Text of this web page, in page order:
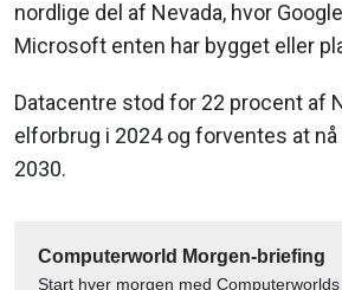
nordlige del af Nevada, hvor
Microsoft enten har bygget eller
Datacentre stod for 22 procent af
elforbrug i 2024 og forventes at
2030.
Computerworld Morgen-briefing
Start hver morgen med